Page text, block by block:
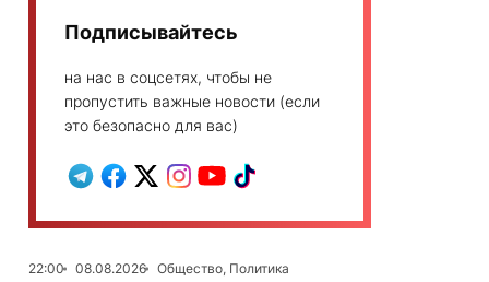
Подписывайтесь
на нас в соцсетях, чтобы не
пропустить важные новости (если
это безопасно для вас)
22:00 08.08.2026
Общество, Политика